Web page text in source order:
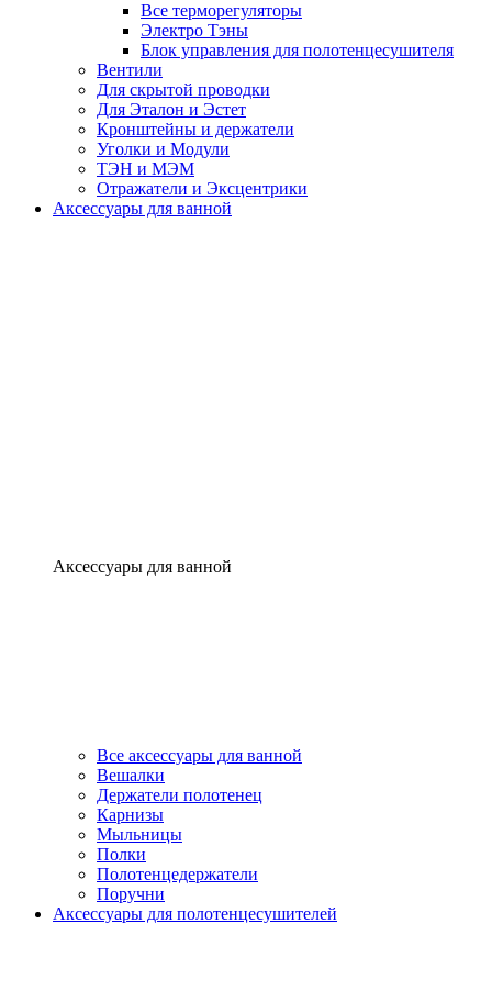
Все терморегуляторы
Электро Тэны
Блок управления для полотенцесушителя
Вентили
Для скрытой проводки
Для Эталон и Эстет
Кронштейны и держатели
Уголки и Модули
ТЭН и МЭМ
Отражатели и Эксцентрики
Аксессуары для ванной
Аксессуары для ванной
Все аксессуары для ванной
Вешалки
Держатели полотенец
Карнизы
Мыльницы
Полки
Полотенцедержатели
Поручни
Аксессуары для полотенцесушителей